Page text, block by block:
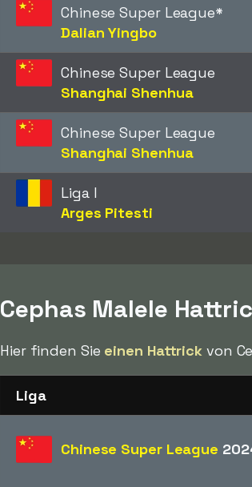
Chinese Super League*
Dalian Yingbo
Chinese Super League
Shanghai Shenhua
Chinese Super League
Shanghai Shenhua
Liga I
Arges Pitesti
Cephas Malele
Hier finden Sie einen Hattrick von
Liga
Chinese Super League